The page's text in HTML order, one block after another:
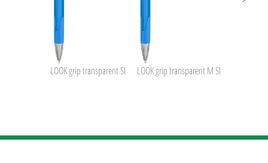
LOOK grip transparent SI LOOK grip transparent M SI